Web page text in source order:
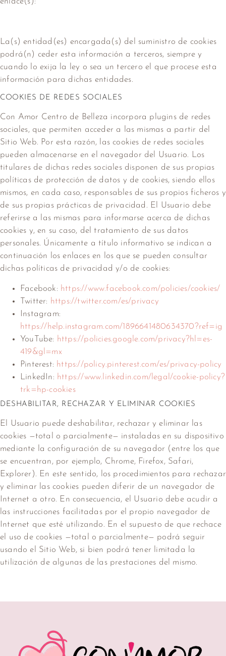
La(s) entidad(es) encargada(s) del suministro de cookies
podrá(n) ceder esta información a terceros, siempre y
cuando lo exija la ley o sea un tercero el que procese esta
información para dichas entidades.
COOKIES DE REDES SOCIALES
Con Amor Centro de Belleza incorpora plugins de redes
sociales, que permiten acceder a las mismas a partir del
Sitio Web. Por esta razón, las cookies de redes sociales
pueden almacenarse en el navegador del Usuario. Los
titulares de dichas redes sociales disponen de sus propias
políticas de protección de datos y de cookies, siendo ellos
mismos, en cada caso, responsables de sus propios ficheros y
de sus propias prácticas de privacidad. El Usuario debe
referirse a las mismas para informarse acerca de dichas
cookies y, en su caso, del tratamiento de sus datos
personales. Únicamente a título informativo se indican a
continuación los enlaces en los que se pueden consultar
dichas políticas de privacidad y/o de cookies:
Facebook: https://www.facebook.com/policies/cookies/
Twitter: https://twitter.com/es/privacy
Instagram:
https://help.instagram.com/1896641480634370?ref=ig
YouTube: https://policies.google.com/privacy?hl=es-
419&gl=mx
Pinterest: https://policy.pinterest.com/es/privacy-policy
LinkedIn: https://www.linkedin.com/legal/cookie-policy?
trk=hp-cookies
DESHABILITAR, RECHAZAR Y ELIMINAR COOKIES
El Usuario puede deshabilitar, rechazar y eliminar las
cookies —total o parcialmente— instaladas en su dispositivo
mediante la configuración de su navegador (entre los que
se encuentran, por ejemplo, Chrome, Firefox, Safari,
Explorer). En este sentido, los procedimientos para rechazar
y eliminar las cookies pueden diferir de un navegador de
Internet a otro. En consecuencia, el Usuario debe acudir a
las instrucciones facilitadas por el propio navegador de
Internet que esté utilizando. En el supuesto de que rechace
el uso de cookies —total o parcialmente— podrá seguir
usando el Sitio Web, si bien podrá tener limitada la
utilización de algunas de las prestaciones del mismo.